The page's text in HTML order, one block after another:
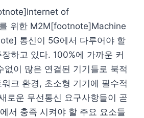
of
위한 M2M[footnote]Machine
통신이 5G에서 다루어야 할
하고 있다. 100%에 가까운 커
없이 많은 연결된 기기들로 북적
크 환경, 초소형 기기에 필수적
로운 무선통신 요구사항들이 곧
서 충족 시켜야 할 주요 요소들